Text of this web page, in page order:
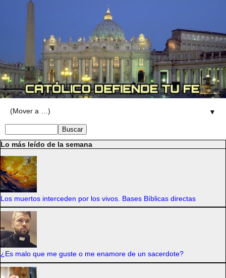
▼
Lo más leído de la semana
Los muertos interceden por los vivos. Bases Bíblicas directas
¿Es malo que me guste o me enamore de un sacerdote?